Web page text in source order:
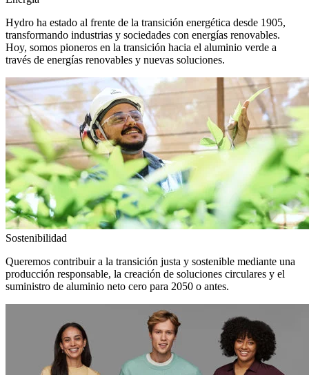
Hydro ha estado al frente de la transición energética desde 1905,
transformando industrias y sociedades con energías renovables.
Hoy, somos pioneros en la transición hacia el aluminio verde a
través de energías renovables y nuevas soluciones.
Sostenibilidad
Queremos contribuir a la transición justa y sostenible mediante una
producción responsable, la creación de soluciones circulares y el
suministro de aluminio neto cero para 2050 o antes.